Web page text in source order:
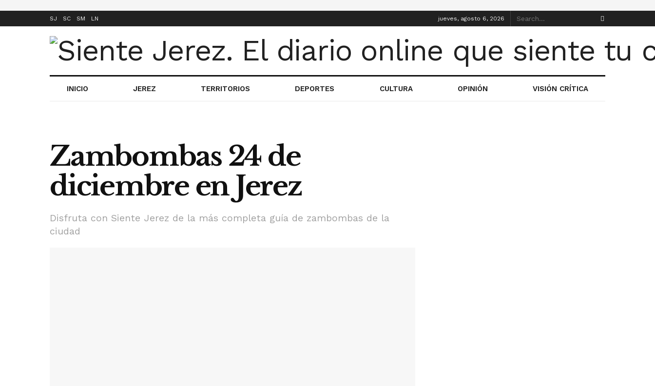
SJ SC SM LN jueves, agosto 6, 2026
INICIO JEREZ TERRITORIOS DEPORTES CULTURA OPINIÓN VISIÓN CRÍTICA
Zambombas 24 de
diciembre en Jerez
Disfruta con Siente Jerez de la más completa guía de zambombas de la
ciudad